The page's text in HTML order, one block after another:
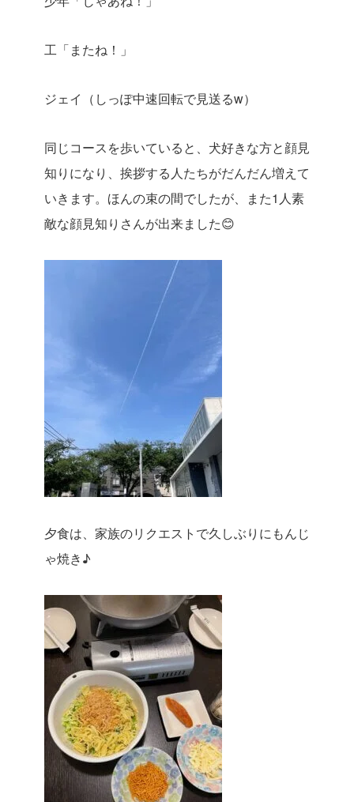
工「またね！」
ジェイ（しっぽ中速回転で見送るw）
同じコースを歩いていると、犬好きな方と顔見
知りになり、挨拶する人たちがだんだん増えて
いきます。ほんの束の間でしたが、また1人素
敵な顔見知りさんが出来ました😊
夕食は、家族のリクエストで久しぶりにもんじ
ゃ焼き♪